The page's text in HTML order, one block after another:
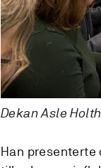
Dekan Asle
Han